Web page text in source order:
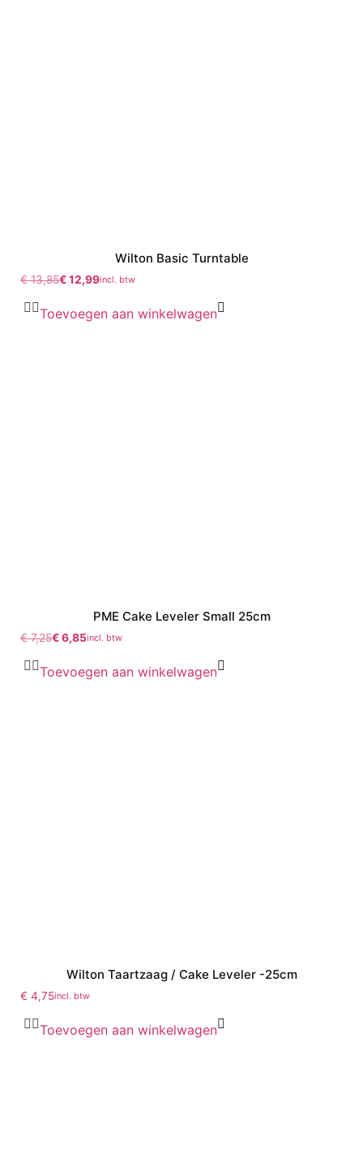
Wilton Basic Turntable
€13,85€12,99incl. btw
Toevoegen aan winkelwagen
PME Cake Leveler Small 25cm
€7,25€6,85incl. btw
Toevoegen aan winkelwagen
Wilton Taartzaag / Cake Leveler -25cm
€ 4,75incl. btw
Toevoegen aan winkelwagen